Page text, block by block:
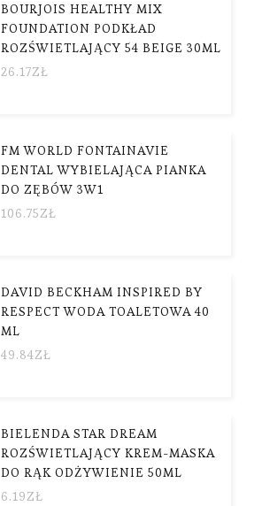
BOURJOIS HEALTHY MIX
FOUNDATION PODKŁAD
ROZŚWIETLAJĄCY 54 BEIGE 30ML
26.17ZŁ
FM WORLD FONTAINAVIE
DENTAL WYBIELAJĄCA PIANKA
DO ZĘBÓW 3W1
106.75ZŁ
DAVID BECKHAM INSPIRED BY
RESPECT WODA TOALETOWA 40
ML
49.84ZŁ
BIELENDA STAR DREAM
ROZŚWIETLAJĄCY KREM-MASKA
DO RĄK ODŻYWIENIE 50ML
6.19ZŁ